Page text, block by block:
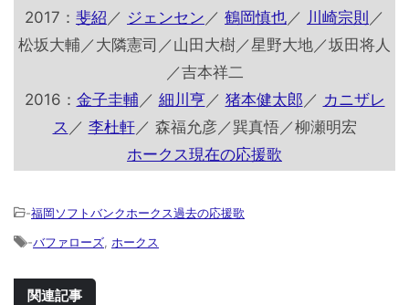
2017： 斐紹 ／ ジェンセン ／ 鶴岡慎也 ／ 川崎宗則 ／
松坂大輔／大隣憲司／山田大樹／星野大地／坂田将人
／吉本祥二
2016： 金子圭輔 ／ 細川亨／ 猪本健太郎 ／ カニザレ
ス ／ 李杜軒／ 森福允彦／巽真悟／柳瀬明宏
ホークス現在の応援歌
-福岡ソフトバンクホークス過去の応援歌
-バファローズ ホークス
関連記事